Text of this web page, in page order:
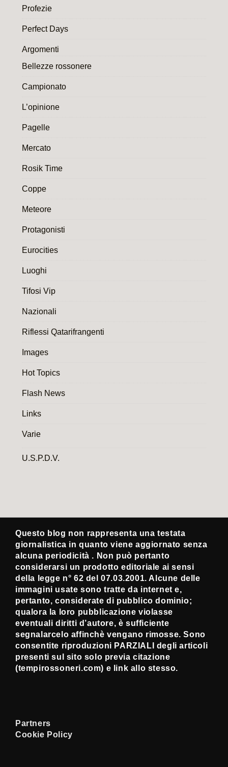
Profezie
Perfect Days
Argomenti
Bellezze rossonere
Campionato
L’opinione
Pagelle
Mercato
Rosik Time
Coppe
Meteore
Protagonisti
Eurocities
Luoghi
Tifosi Vip
Nazionali
Riflessi Qatarifrangenti
Images
Hot Topics
Flash News
Links
Varie
U.S.P.D.V.
Questo blog non rappresenta una testata
giornalistica in quanto viene aggiornato senza
alcuna periodicità . Non può pertanto
considerarsi un prodotto editoriale ai sensi
della legge n° 62 del 07.03.2001. Alcune delle
immagini usate sono tratte da internet e,
pertanto, considerate di pubblico dominio;
qualora la loro pubblicazione violasse
eventuali diritti d’autore, è sufficiente
segnalarcelo affinchè vengano rimosse. Sono
consentite riproduzioni PARZIALI degli articoli
presenti sul sito solo previa citazione
(tempirossoneri.com) e link allo stesso.
Partners
Cookie Policy